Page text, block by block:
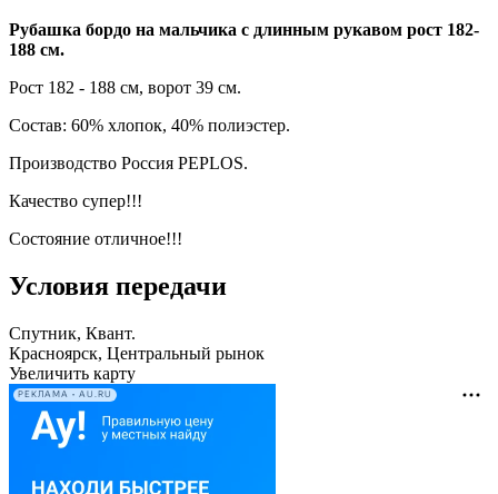
Рубашка бордо на мальчика с длинным рукавом рост 182-
188 см.
Рост 182 - 188 см, ворот 39 см.
Состав: 60% хлопок, 40% полиэстер.
Производство Россия PEPLOS.
Качество супер!!!
Состояние отличное!!!
Условия передачи
Спутник, Квант.
Красноярск, Центральный рынок
Увеличить карту
РЕКЛАМА • AU.RU